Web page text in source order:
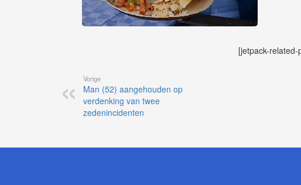
[jetpack-related-
Vorige
Man (52) aangehouden op
verdenking van twee
zedenincidenten